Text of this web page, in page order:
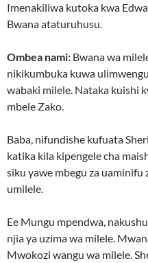
Imenakiliwa kutoka kwa
Bwana ataturuhusu.
Ombea nami: Bwana wa
nikikumbuka kuwa
wabaki milele. Nataka kuishi
mbele Zako.
Baba, nifundishe kufuata
katika kila kipengele cha
siku yawe mbegu za
umilele.
Ee Mungu mpendwa,
njia ya uzima wa milele.
Mwokozi wangu wa milele.